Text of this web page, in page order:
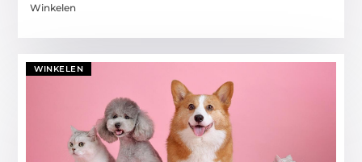
Winkelen
WINKELEN